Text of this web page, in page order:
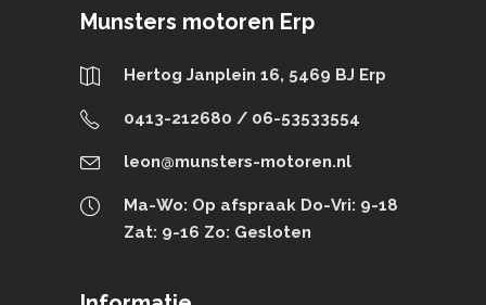
Munsters motoren Erp
Hertog Janplein 16, 5469 BJ Erp
0413-212680 / 06-53533554
leon@munsters-motoren.nl
Ma-Wo: Op afspraak Do-Vri: 9-18
Zat: 9-16 Zo: Gesloten